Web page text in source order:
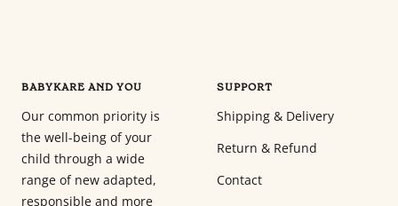
BABYKARE AND YOU
Our common priority is
the well-being of your
child through a wide
range of new adapted,
responsible and more
SUPPORT
Shipping & Delivery
Return & Refund
Contact